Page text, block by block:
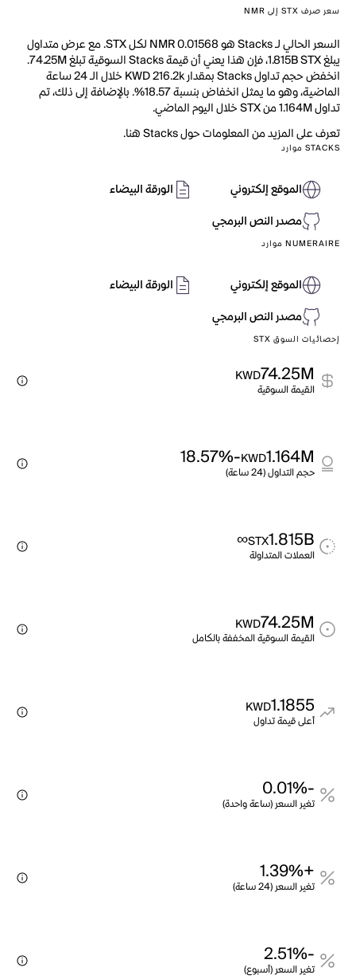
سعر صرف STX إلى NMR
السعر الحالي لـ Stacks هو NMR 0.01568 لكل STX. مع عرض متداول
يبلغ 1.815B STX، فإن هذا يعني أن قيمة Stacks السوقية تبلغ 74.25M.
انخفض حجم تداول Stacks بمقدار KWD 216.2k خلال الـ 24 ساعة
الماضية، وهو ما يمثل انخفاض بنسبة 18.57%. بالإضافة إلى ذلك، تم
تداول 1.164M من STX خلال اليوم الماضي.
تعرف على المزيد من المعلومات حول Stacks هنا.
STACKS موارد
الموقع إلكتروني
الورقة البيضاء
مصدر النص البرمجي
NUMERAIRE موارد
الموقع إلكتروني
الورقة البيضاء
مصدر النص البرمجي
إحصائيات السوق STX
74.25M
KWD
القيمة السوقية
1.164M
KWD
-18.57%
حجم التداول (24 ساعة)
1.815B
STX
∞
العملات المتداولة
74.25M
KWD
القيمة السوقية المخففة بالكامل
1.1855
KWD
أعلى قيمة تداول
-0.01%
تغير السعر (ساعة واحدة)
+1.39%
تغير السعر (24 ساعة)
-2.51%
تغير السعر (أسبوع)